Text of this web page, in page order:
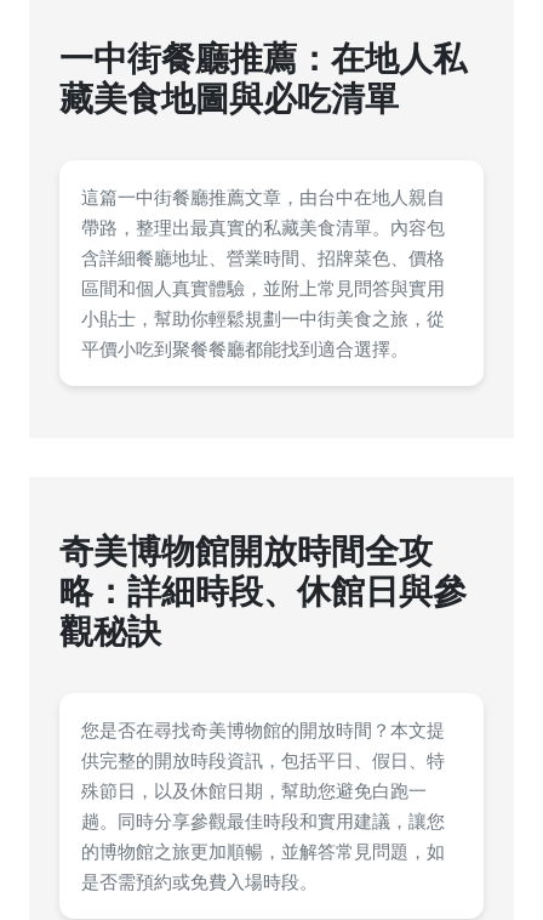
一中街餐廳推薦：在地人私
藏美食地圖與必吃清單
這篇一中街餐廳推薦文章，由台中在地人親自
帶路，整理出最真實的私藏美食清單。內容包
含詳細餐廳地址、營業時間、招牌菜色、價格
區間和個人真實體驗，並附上常見問答與實用
小貼士，幫助你輕鬆規劃一中街美食之旅，從
平價小吃到聚餐餐廳都能找到適合選擇。
奇美博物館開放時間全攻
略：詳細時段、休館日與參
觀秘訣
您是否在尋找奇美博物館的開放時間？本文提
供完整的開放時段資訊，包括平日、假日、特
殊節日，以及休館日期，幫助您避免白跑一
趟。同時分享參觀最佳時段和實用建議，讓您
的博物館之旅更加順暢，並解答常見問題，如
是否需預約或免費入場時段。